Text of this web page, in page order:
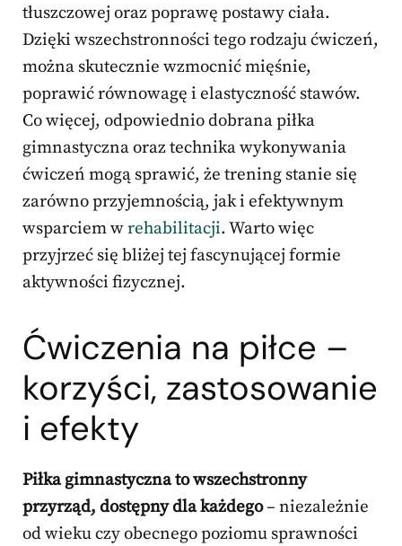
tłuszczowej oraz poprawę postawy ciała.
Dzięki wszechstronności tego rodzaju ćwiczeń,
można skutecznie wzmocnić mięśnie,
poprawić równowagę i elastyczność stawów.
Co więcej, odpowiednio dobrana piłka
gimnastyczna oraz technika wykonywania
ćwiczeń mogą sprawić, że trening stanie się
zarówno przyjemnością, jak i efektywnym
wsparciem wrehabilitacji. Warto więc
przyjrzeć się bliżej tej fascynującej formie
aktywności fizycznej.
Ćwiczenia na piłce –
korzyści, zastosowanie
i efekty
Piłka gimnastyczna to wszechstronny
przyrząd, dostępny dla każdego– niezależnie
od wieku czy obecnego poziomu sprawności